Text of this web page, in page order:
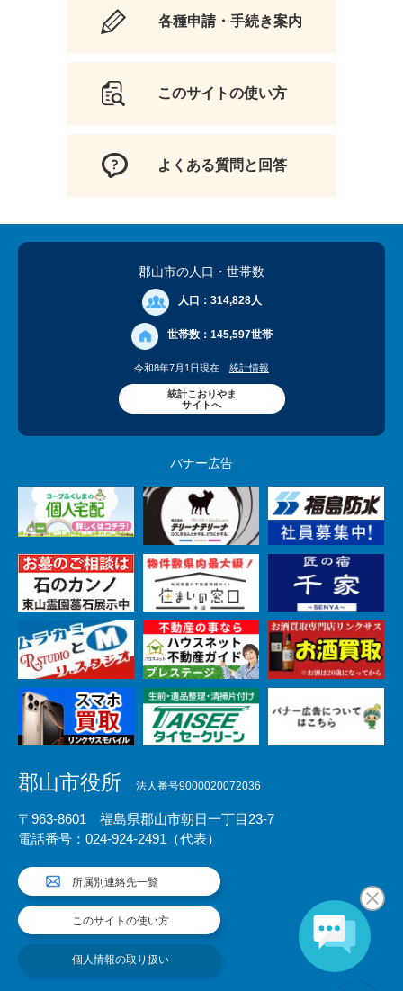
各種申請・手続き案内
このサイトの使い方
よくある質問と回答
郡山市の人口 ・世帯数
人口： 314,828人
世帯数： 145,597世帯
令和8年7月1日現在 統計情報
統計こおりやま
サイトへ
バナー広告
郡山市役所 法人番号9000020072036
〒963-8601 福島県郡山市朝日一丁目23-7
電話番号：024-924-2491（代表）
所属別連絡先一覧
このサイトの使い方
個人情報の取り扱い